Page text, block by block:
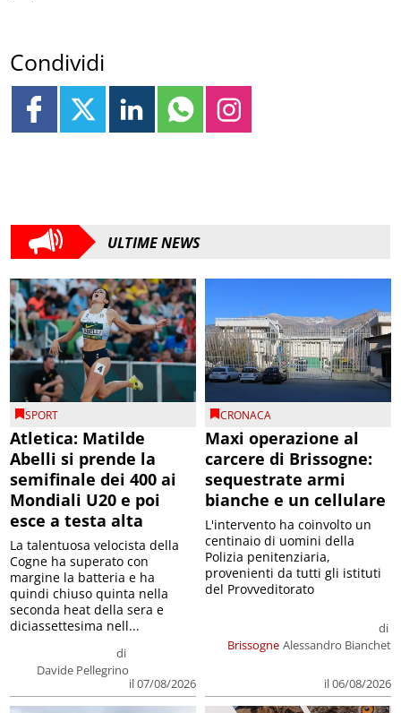
Condividi
ULTIME NEWS
SPORT
Atletica: Matilde
Abelli si prende la
semifinale dei 400 ai
Mondiali U20 e poi
esce a testa alta
di
Davide Pellegrino
il 07/08/2026
La talentuosa velocista della
Cogne ha superato con
margine la batteria e ha
quindi chiuso quinta nella
seconda heat della sera e
diciassettesima nell...
CRONACA
Maxi operazione al
carcere di Brissogne:
sequestrate armi
bianche e un cellulare
Brissogne
di
Alessandro Bianchet
il 06/08/2026
L'intervento ha coinvolto un
centinaio di uomini della
Polizia penitenziaria,
provenienti da tutti gli istituti
del Provveditorato